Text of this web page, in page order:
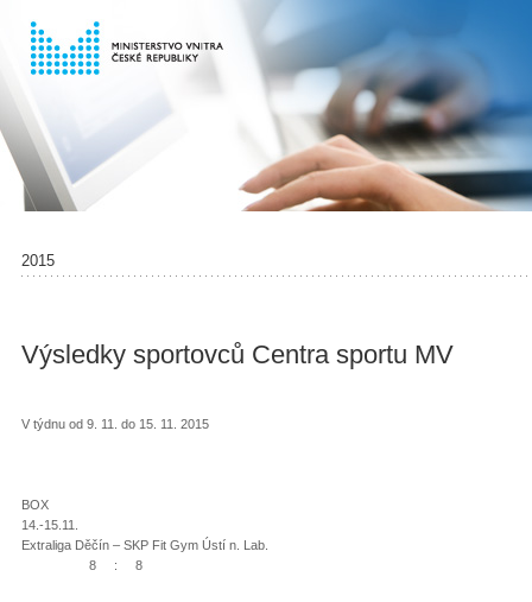
2015
Výsledky sportovců Centra sportu MV
V týdnu od 9. 11. do 15. 11. 2015
BOX
14.-15.11.
Extraliga Děčín – SKP Fit Gym Ústí n. Lab.
8 : 8